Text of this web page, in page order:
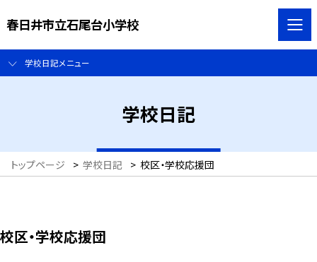
春日井市立石尾台小学校
学校日記メニュー
学校日記
トップページ > 学校日記 > 校区・学校応援団
校区・学校応援団